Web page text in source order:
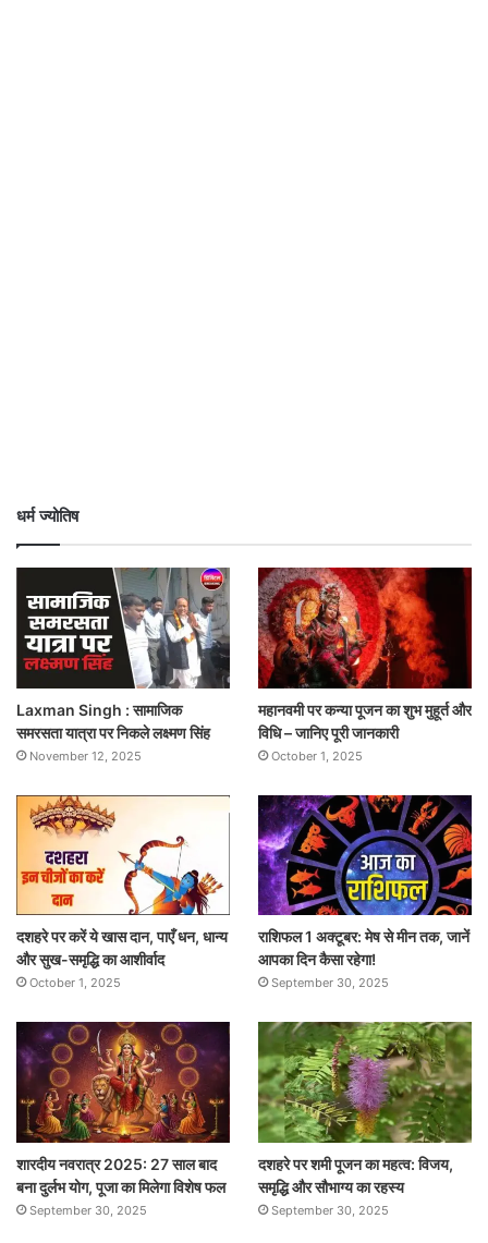
धर्म ज्योतिष
Laxman Singh : सामाजिक
समरसता यात्रा पर निकले लक्ष्मण सिंह
November 12, 2025
महानवमी पर कन्या पूजन का शुभ मुहूर्त और
विधि – जानिए पूरी जानकारी
October 1, 2025
दशहरे पर करें ये खास दान, पाएँ धन, धान्य
और सुख-समृद्धि का आशीर्वाद
October 1, 2025
राशिफल 1 अक्टूबर: मेष से मीन तक, जानें
आपका दिन कैसा रहेगा!
September 30, 2025
शारदीय नवरात्र 2025: 27 साल बाद
बना दुर्लभ योग, पूजा का मिलेगा विशेष फल
September 30, 2025
दशहरे पर शमी पूजन का महत्व: विजय,
समृद्धि और सौभाग्य का रहस्य
September 30, 2025